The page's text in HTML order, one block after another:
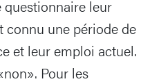
leur
connu une période de
et leur emploi actuel.
Pour les